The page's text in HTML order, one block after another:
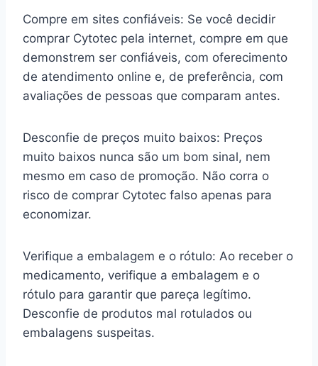
Compre em sites confiáveis: Se você decidir
comprar Cytotec pela internet, compre em que
demonstrem ser confiáveis, com oferecimento
de atendimento online e, de preferência, com
avaliações de pessoas que comparam antes.
Desconfie de preços muito baixos: Preços
muito baixos nunca são um bom sinal, nem
mesmo em caso de promoção. Não corra o
risco de comprar Cytotec falso apenas para
economizar.
Verifique a embalagem e o rótulo: Ao receber o
medicamento, verifique a embalagem e o
rótulo para garantir que pareça legítimo.
Desconfie de produtos mal rotulados ou
embalagens suspeitas.